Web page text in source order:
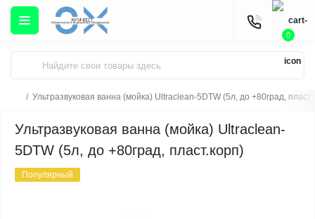
0
Ультразвуковая ванна (мойка) Ultraclean-5DTW (5л, до +80град,
Ультразвуковая ванна (мойка) Ultraclean-
5DTW (5л, до +80град, пласт.корп)
Популярный